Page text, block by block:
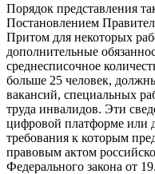
Порядок представления
Постановлением
Притом для некоторых
дополнительные
среднесписочное
больше 25 человек,
вакансий, специальных
труда инвалидов. Эти
цифровой платформе или
требования к которым
правовым актом
Федерального закона от